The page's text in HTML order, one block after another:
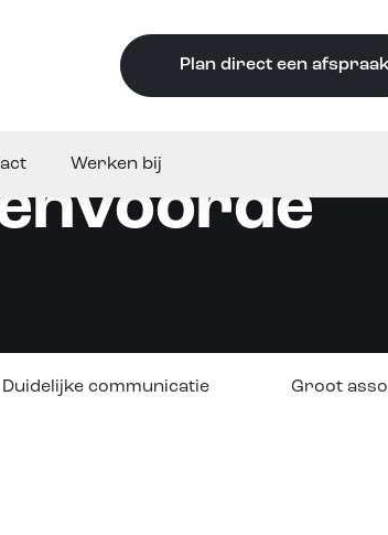
Plan direct een
Werken bij
Duidelijke communicatie Groot